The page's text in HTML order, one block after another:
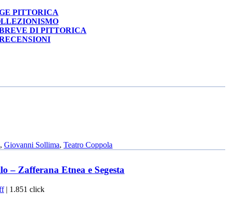
PITTORICA
DI PITTORICA
, Giovanni Sollima, Teatro Coppola
– Zafferana Etnea e Segesta
| 1.851 click